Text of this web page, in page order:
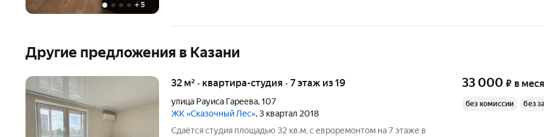
+ 5
Другие предложения в Казани
32 м² · квартира-студия · 7 этаж из 19
улица Рауиса Гареева,107
ЖК «Сказочный Лес», 3 квартал 2018
Сдаётся студия площадью 32 кв.м. с евроремонтом на 7 этаже в
33 000 ₽ в
без комиссии без